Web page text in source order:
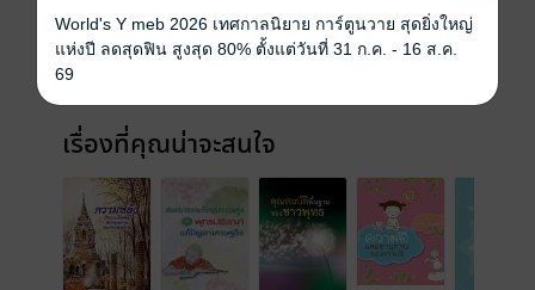
ความยาว 130 หน้า
ราคาปก
เรื่องที่คุณน่าจะสนใจ
World's Y meb 2026 เทศกาลนิยาย การ์ตูนวาย สุดยิ่งใหญ่
แห่งปี ลดสุดฟิน สูงสุด 80% ตั้งแต่วันที่ 31 ก.ค. - 16 ส.ค.
69